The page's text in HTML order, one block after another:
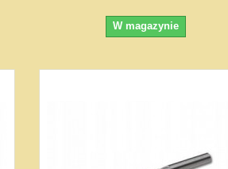
W magazynie